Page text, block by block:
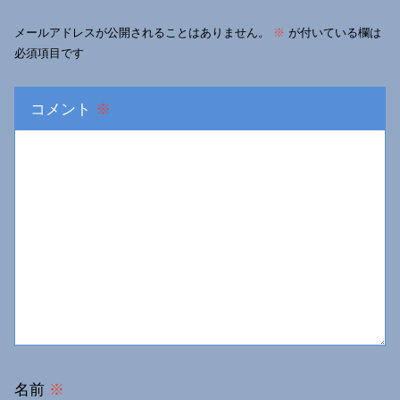
メールアドレスが公開されることはありません。 ※ が付いている欄は
必須項目です
コメント ※
名前 ※